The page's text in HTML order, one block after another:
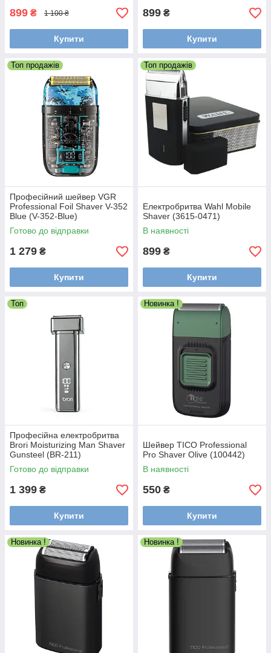
899 ₴ 1 100 ₴
Купити
899 ₴
Купити
Топ продажів
Професійний шейвер VGR
Professional Foil Shaver V-352
Blue (V-352-Blue)
Готово до відправки
1 279 ₴
Купити
Топ продажів
Електробритва Wahl Mobile
Shaver (3615-0471)
В наявності
899 ₴
Купити
Топ
Професійна електробритва
Brori Moisturizing Man Shaver
Gunsteel (BR-211)
Готово до відправки
1 399 ₴
Купити
Новинка !
Шейвер TICO Professional
Pro Shaver Olive (100442)
В наявності
550 ₴
Купити
Новинка ! Новинка !